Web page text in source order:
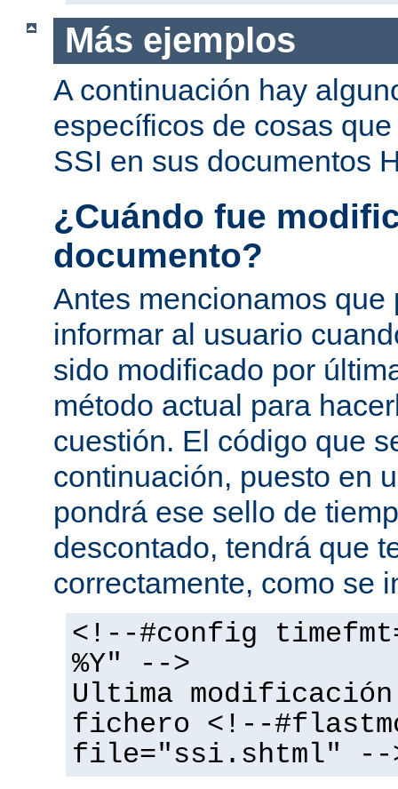
Más ejemplos
A continuación hay
específicos de cosas
SSI en sus documentos
¿Cuándo fue
documento?
Antes mencionamos que
informar al usuario
sido modificado por
método actual para
cuestión. El código que
continuación, puesto en
pondrá ese sello de
descontado, tendrá que
correctamente, como se
<!--#config
%Y" -->
Ultima
fichero <!--
file="ssi.shtml" --